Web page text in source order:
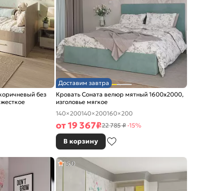
без
Доставим завтра
Кровать Соната велюр мятный 1600x2000,
изголовье мягкое
140×200140×200160×200
от19 367₽22 785 ₽-15%
В корзину
5,0